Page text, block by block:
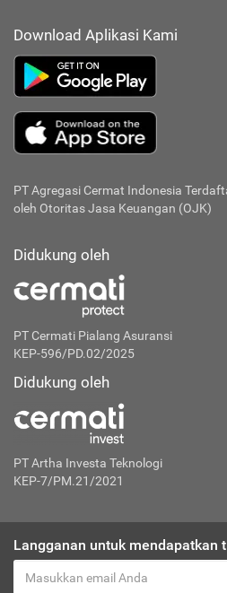
Download Aplikasi Kami
PT Agregasi Cermat Indonesia
oleh Otoritas Jasa Keuangan (OJK)
Didukung oleh
PT Cermati Pialang Asuransi
KEP-596/PD.02/2025
Didukung oleh
PT Artha Investa Teknologi
KEP-7/PM.21/2021
Langganan untuk mendapatkan